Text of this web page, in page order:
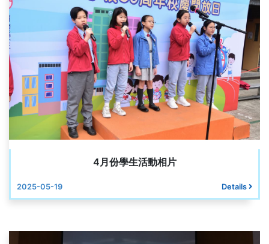
4月份學生活動相片
2025-05-19 Details